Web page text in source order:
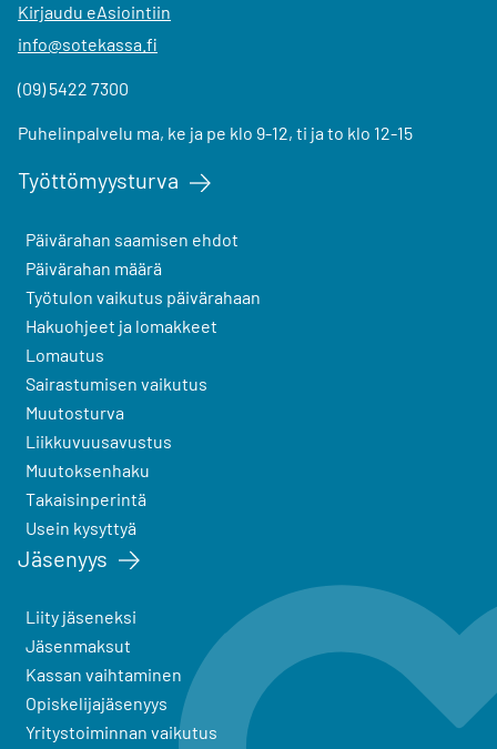
Kirjaudu eAsiointiin
info@sotekassa.fi
(09) 5422 7300
Puhelinpalvelu ma, ke ja pe klo 9-12, ti ja to klo 12-15
Työttömyysturva
Päivärahan saamisen ehdot
Päivärahan määrä
Työtulon vaikutus päivärahaan
Hakuohjeet ja lomakkeet
Lomautus
Sairastumisen vaikutus
Muutosturva
Liikkuvuusavustus
Muutoksenhaku
Takaisinperintä
Usein kysyttyä
Jäsenyys
Liity jäseneksi
Jäsenmaksut
Kassan vaihtaminen
Opiskelijajäsenyys
Yritystoiminnan vaikutus